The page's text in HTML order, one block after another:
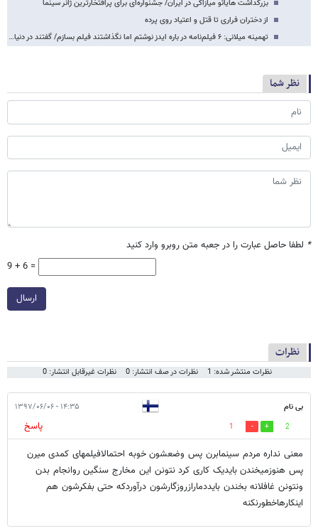
بزرگداشت هایائو میازاکی در ایران/ جشنواره‌ای برای پرافتخارترین ژانر سینما
از دختران فراری تا قتل و اعتیاد روی پرده
تهمینه میلانی: ۶ فیلم‌نامه در باره ایدز نوشتم اما نگذاشتند فیلم بسازم/ گفتند در دنیا…
نظر شما
* لطفا حاصل عبارت را در جعبه متن روبرو وارد کنید
9 + 6 =
ارسال
نظرات
نظرات منتشر شده: 1 نظرات در صف انتشار: 0 نظرات غیرقابل انتشار: 0
بی نام ۱۴:۳۵ - ۱۳۹۷/۰۶/۰۶
2
1
پاسخ
معنی نداره مردم سینمابرن پس وضعشون خوبه احتمالافیلمهای کمدی میرن
پس هنوزمیخندن بایدیک کاری کرد نتونن این مخارج سنگین روانجام بدن
ونتونن غافلانه بخندن بایددمارازروزگارشون درآوردکه حتی بفکرشون هم
اینکارهاخطورنکنه